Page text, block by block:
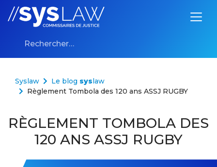
Aller au contenu
Rechercher :
Syslaw Le blog sys law
Règlement Tombola des 120 ans ASSJ RUGBY
RÈGLEMENT TOMBOLA DES
120 ANS ASSJ RUGBY